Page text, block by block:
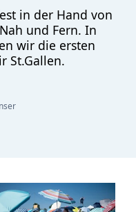
in der Hand von
und Fern. In
wir die ersten
St.Gallen.